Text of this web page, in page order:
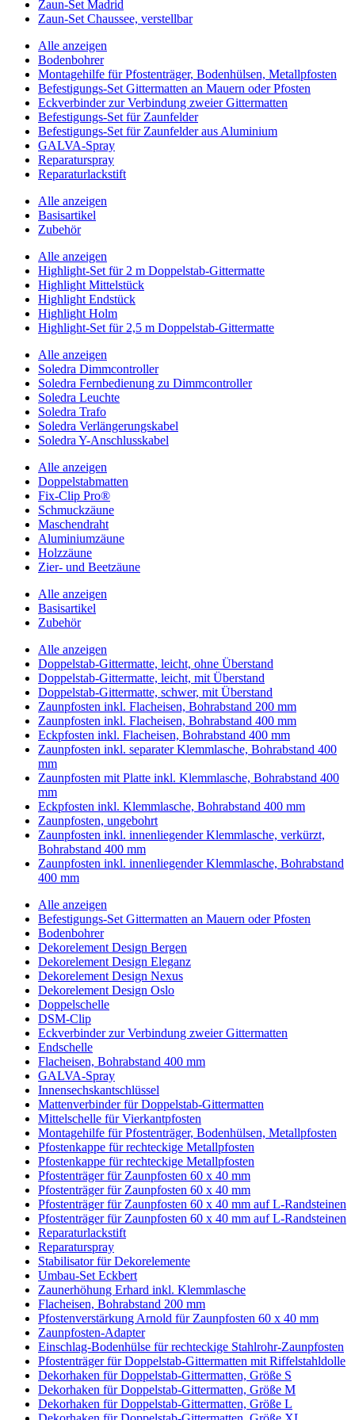
Zaun-Set Madrid
Zaun-Set Chaussee, verstellbar
Alle anzeigen
Bodenbohrer
Montagehilfe für Pfostenträger, Bodenhülsen, Metallpfosten
Befestigungs-Set Gittermatten an Mauern oder Pfosten
Eckverbinder zur Verbindung zweier Gittermatten
Befestigungs-Set für Zaunfelder
Befestigungs-Set für Zaunfelder aus Aluminium
GALVA-Spray
Reparaturspray
Reparaturlackstift
Alle anzeigen
Basisartikel
Zubehör
Alle anzeigen
Highlight-Set für 2 m Doppelstab-Gittermatte
Highlight Mittelstück
Highlight Endstück
Highlight Holm
Highlight-Set für 2,5 m Doppelstab-Gittermatte
Alle anzeigen
Soledra Dimmcontroller
Soledra Fernbedienung zu Dimmcontroller
Soledra Leuchte
Soledra Trafo
Soledra Verlängerungskabel
Soledra Y-Anschlusskabel
Alle anzeigen
Doppelstabmatten
Fix-Clip Pro®
Schmuckzäune
Maschendraht
Aluminiumzäune
Holzzäune
Zier- und Beetzäune
Alle anzeigen
Basisartikel
Zubehör
Alle anzeigen
Doppelstab-Gittermatte, leicht, ohne Überstand
Doppelstab-Gittermatte, leicht, mit Überstand
Doppelstab-Gittermatte, schwer, mit Überstand
Zaunpfosten inkl. Flacheisen, Bohrabstand 200 mm
Zaunpfosten inkl. Flacheisen, Bohrabstand 400 mm
Eckpfosten inkl. Flacheisen, Bohrabstand 400 mm
Zaunpfosten inkl. separater Klemmlasche, Bohrabstand 400
mm
Zaunpfosten mit Platte inkl. Klemmlasche, Bohrabstand 400
mm
Eckpfosten inkl. Klemmlasche, Bohrabstand 400 mm
Zaunpfosten, ungebohrt
Zaunpfosten inkl. innenliegender Klemmlasche, verkürzt,
Bohrabstand 400 mm
Zaunpfosten inkl. innenliegender Klemmlasche, Bohrabstand
400 mm
Alle anzeigen
Befestigungs-Set Gittermatten an Mauern oder Pfosten
Bodenbohrer
Dekorelement Design Bergen
Dekorelement Design Eleganz
Dekorelement Design Nexus
Dekorelement Design Oslo
Doppelschelle
DSM-Clip
Eckverbinder zur Verbindung zweier Gittermatten
Endschelle
Flacheisen, Bohrabstand 400 mm
GALVA-Spray
Innensechskantschlüssel
Mattenverbinder für Doppelstab-Gittermatten
Mittelschelle für Vierkantpfosten
Montagehilfe für Pfostenträger, Bodenhülsen, Metallpfosten
Pfostenkappe für rechteckige Metallpfosten
Pfostenkappe für rechteckige Metallpfosten
Pfostenträger für Zaunpfosten 60 x 40 mm
Pfostenträger für Zaunpfosten 60 x 40 mm
Pfostenträger für Zaunpfosten 60 x 40 mm auf L-Randsteinen
Pfostenträger für Zaunpfosten 60 x 40 mm auf L-Randsteinen
Reparaturlackstift
Reparaturspray
Stabilisator für Dekorelemente
Umbau-Set Eckbert
Zaunerhöhung Erhard inkl. Klemmlasche
Flacheisen, Bohrabstand 200 mm
Pfostenverstärkung Arnold für Zaunpfosten 60 x 40 mm
Zaunpfosten-Adapter
Einschlag-Bodenhülse für rechteckige Stahlrohr-Zaunpfosten
Pfostenträger für Doppelstab-Gittermatten mit Riffelstahldolle
Dekorhaken für Doppelstab-Gittermatten, Größe S
Dekorhaken für Doppelstab-Gittermatten, Größe M
Dekorhaken für Doppelstab-Gittermatten, Größe L